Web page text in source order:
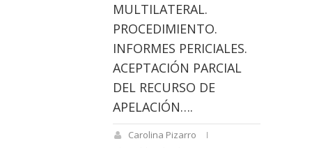
MULTILATERAL.
PROCEDIMIENTO.
INFORMES PERICIALES.
ACEPTACIÓN PARCIAL
DEL RECURSO DE
APELACIÓN….
Carolina Pizarro